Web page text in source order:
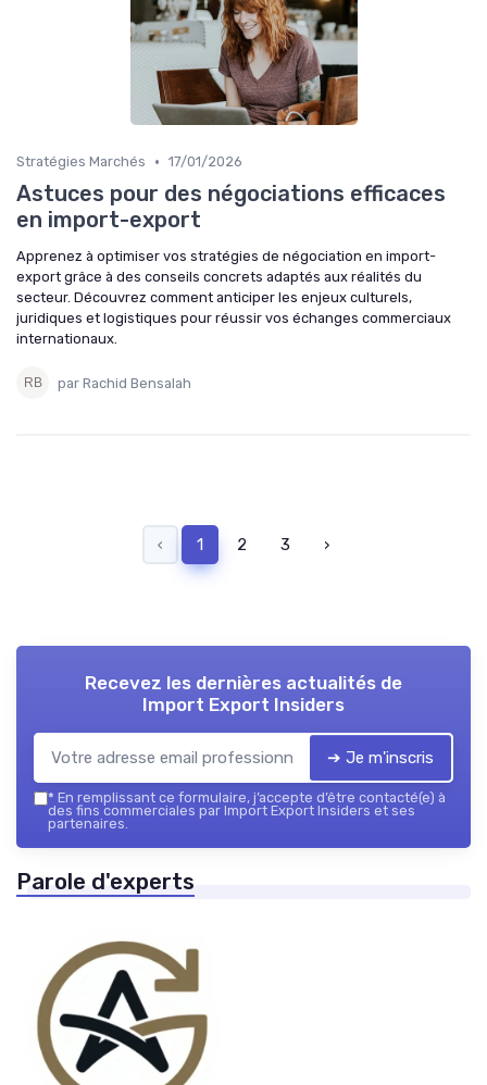
Stratégies Marchés • 17/01/2026
Astuces pour des négociations efficaces
en import-export
Apprenez à optimiser vos stratégies de négociation en import-
export grâce à des conseils concrets adaptés aux réalités du
secteur. Découvrez comment anticiper les enjeux culturels,
juridiques et logistiques pour réussir vos échanges commerciaux
internationaux.
par Rachid Bensalah
‹ 1 2 3 ›
Recevez les dernières actualités de
Import Export Insiders
➔ Je m'inscris
* En remplissant ce formulaire, j’accepte d’être contacté(e) à
des fins commerciales par Import Export Insiders et ses
partenaires.
Parole d'experts